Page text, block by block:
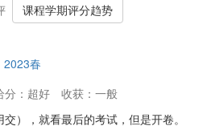
对于想更深入学习矩阵分析并对工
愿意投入时间学习和复习的学生，
。
课程学期评分趋势
2023春
分：超好
收获：一般
），就看最后的考试，但是开卷。